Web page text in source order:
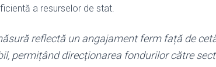
a resurselor de stat.
reflectă un angajament ferm față de
permițând direcționarea fondurilor către